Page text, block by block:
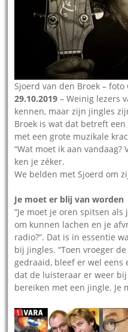
Sjoerd van den Broek – foto
29.10.2019 – Weinig lezers
kennen, maar zijn jingles
Broek is wat dat betreft
met een grote muzikale
“Wat moet ik aan vandaag?
ken je zéker.
We belden met Sjoerd om
Je moet er blij van worden
“Je moet je oren spitsen
om kunnen lachen en je
radio?”. Dat is in essentie
bij jingles. “Toen vroeger
gedraaid, bleef er wel eens
dat de luisteraar er weer
bereiken met een jingle. Je